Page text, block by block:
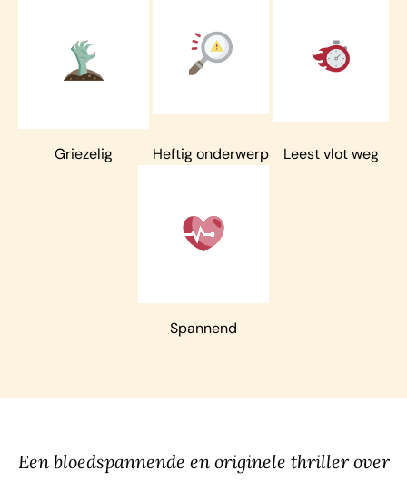
Griezelig Heftig onderwerp Leest vlot weg
Spannend
Een bloedspannende en originele thriller over